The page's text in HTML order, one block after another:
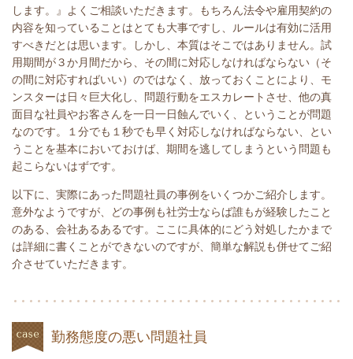
します。』よくご相談いただきます。もちろん法令や雇用契約の
内容を知っていることはとても大事ですし、ルールは有効に活用
すべきだとは思います。しかし、本質はそこではありません。試
用期間が３か月間だから、その間に対応しなければならない（そ
の間に対応すればいい）のではなく、放っておくことにより、モ
ンスターは日々巨大化し、問題行動をエスカレートさせ、他の真
面目な社員やお客さんを一日一日蝕んでいく、ということが問題
なのです。１分でも１秒でも早く対応しなければならない、とい
うことを基本においておけば、期間を逃してしまうという問題も
起こらないはずです。
以下に、実際にあった問題社員の事例をいくつかご紹介します。
意外なようですが、どの事例も社労士ならば誰もが経験したこと
のある、会社あるあるです。ここに具体的にどう対処したかまで
は詳細に書くことができないのですが、簡単な解説も併せてご紹
介させていただきます。
勤務態度の悪い問題社員